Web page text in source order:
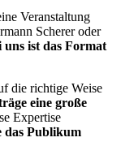
Veranstaltung
Scherer oder
uns ist das Format
die richtige Weise
eine große
Expertise
das Publikum